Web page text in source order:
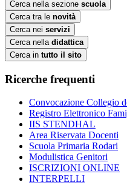
Cerca nella sezione scuola
Cerca tra le novità
Cerca nei servizi
Cerca nella didattica
Cerca in tutto il sito
Ricerche frequenti
Convocazione Collegio
Registro Elettronico
IIS STENDHAL
Area Riservata Docenti
Scuola Primaria Rodari
Modulistica Genitori
ISCRIZIONI ONLINE
INTERPELLI